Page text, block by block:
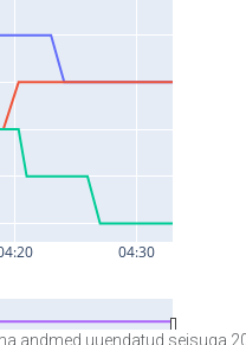
andmed uuendatud seisuga